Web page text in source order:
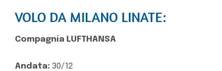
VOLO DA MILANO LINATE:
Compagnia LUFTHANSA
Andata: 30/12